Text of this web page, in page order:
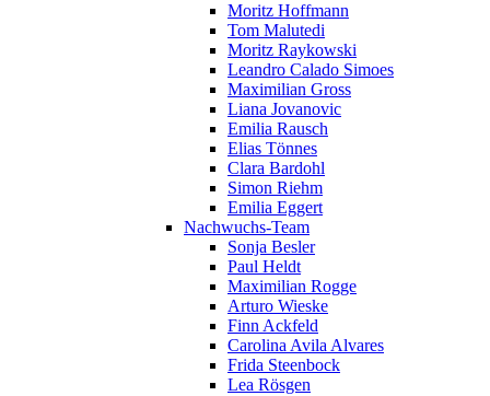
Moritz Hoffmann
Tom Malutedi
Moritz Raykowski
Leandro Calado Simoes
Maximilian Gross
Liana Jovanovic
Emilia Rausch
Elias Tönnes
Clara Bardohl
Simon Riehm
Emilia Eggert
Nachwuchs-Team
Sonja Besler
Paul Heldt
Maximilian Rogge
Arturo Wieske
Finn Ackfeld
Carolina Avila Alvares
Frida Steenbock
Lea Rösgen